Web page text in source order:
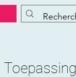
Toepassing